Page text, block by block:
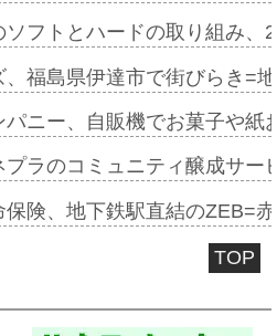
ソフトとハードの取り組み
、福島県伊達市で街びらき=
パニー、自販機でお菓子や
プラのコミュニティ醸成サ
保険、地下鉄駅直結のZEB=
TOP